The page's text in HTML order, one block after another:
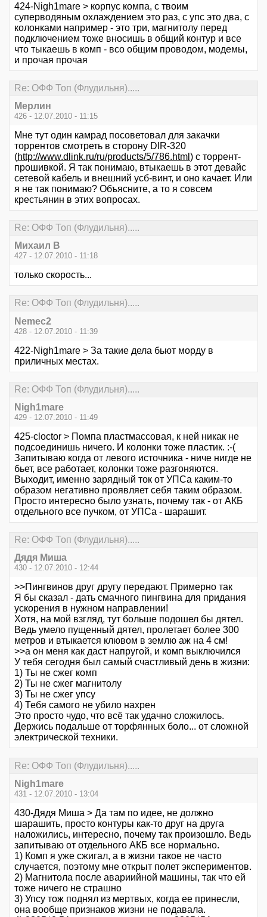
424-Nigh1mare > корпус компа, с твоим
суперводяным охлаждением это раз, с упс это два, с
колонками например - это три, магнитолу перед
подключением тоже вносишь в общий контур и все
что тыкаешь в комп - всо общим проводом, модемы,
и прочая прочая
Re: ОФФ Топ (Флудильня).....
Мерлин
426 - 12.07.2010 - 11:15
Мне тут один камрад посоветовал для закачки
торрентов смотреть в сторону DIR-320
(http://www.dlink.ru/ru/products/5/786.html ) с торрент-
прошивкой. Я так понимаю, втыкаешь в этот девайс
сетевой кабель и внешний усб-винт, и оно качает. Или
я не так понимаю? Объясните, а то я совсем
крестьянин в этих вопросах.
Re: ОФФ Топ (Флудильня).....
Михаил В
427 - 12.07.2010 - 11:18
только скорость...
Re: ОФФ Топ (Флудильня).....
Nemec2
428 - 12.07.2010 - 11:39
422-Nigh1mare > За такие дела бьют морду в
приличных местах.
Re: ОФФ Топ (Флудильня).....
Nigh1mare
429 - 12.07.2010 - 11:49
425-cloctor > Помпа пластмассовая, к ней никак не
подсоединишь ничего. И колонки тоже пластик. :-(
Запитываю когда от левого источника - ниче нигде не
бьет, все работает, колонки тоже разгоняются.
Выходит, именно зарядный ток от УПСа каким-то
образом негативно проявляет себя таким образом.
Просто интересно было узнать, почему так - от АКБ
отдельного все пучком, от УПСа - шарашит.
Re: ОФФ Топ (Флудильня).....
Дядя Миша
430 - 12.07.2010 - 12:44
>>Пингвинов друг другу передают. Примерно так
Я бы сказал - дать смачного пингвина для придания
ускорения в нужном направлении!
Хотя, на мой взгляд, тут больше подошел бы дятел.
Ведь умело пущенный дятел, пролетает более 300
метров и втыкается клювом в землю аж на 4 см!
>>а он меня как даст напругой, и комп выключился
У тебя сегодня был самый счастливый день в жизни:
1) Ты не сжег комп
2) Ты не сжег магнитолу
3) Ты не сжег упсу
4) Тебя самого не убило нахрен
Это просто чудо, что всё так удачно сложилось.
Держись подальше от торфянных боло... от сложной
электрической техники.
Re: ОФФ Топ (Флудильня).....
Nigh1mare
431 - 12.07.2010 - 13:04
430-Дядя Миша > Да там по идее, не должно
шарашить, просто контуры как-то друг на друга
наложились, интересно, почему так произошло. Ведь
запитываю от отдельного АКБ все нормально.
1) Комп я уже сжигал, а в жизни такое не часто
случается, поэтому мне открыт полет экспериментов.
2) Магнитола после авариийной машины, так что ей
тоже ничего не страшно
3) Упсу тож поднял из мертвых, когда ее принесли,
она вообще признаков жизни не подавала.